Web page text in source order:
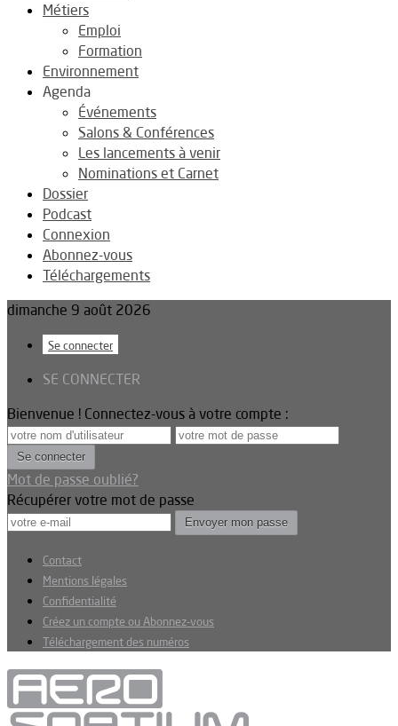
Métiers
Emploi
Formation
Environnement
Agenda
Événements
Salons & Conférences
Les lancements à venir
Nominations et Carnet
Dossier
Podcast
Connexion
Abonnez-vous
Téléchargements
dimanche 9 août 2026
Se connecter
SE CONNECTER
Bienvenue ! Connectez-vous à votre compte :
Mot de passe oublié?
Récupérer votre mot de passe
Contact
Mentions légales
Confidentialité
Créez un compte ou Abonnez-vous
Téléchargement des numéros